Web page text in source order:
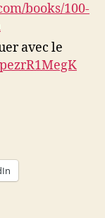
books/100-
avec le